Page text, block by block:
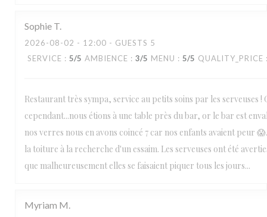
Sophie T
2026-08-02 - 12:00 - GUESTS 5
SERVICE : 5/5 AMBIENCE : 3/5 MENU : 5/5 QUALITY_PRICE
Restaurant très sympa, service au petits soins par les serveuses !
cependant...nous étions à une table près du bar, or le bar est
nos verres nous en avons coincé 7 car nos enfants avaient peur
la toiture à la recherche d'un essaim. Les serveuses ont été
que malheureusement elles se faisaient piquer tous les jours...
Myriam M